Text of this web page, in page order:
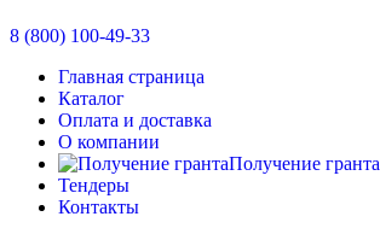
8 (800) 100-49-33
Главная страница
Каталог
Оплата и доставка
О компании
Получение гранта
Тендеры
Контакты